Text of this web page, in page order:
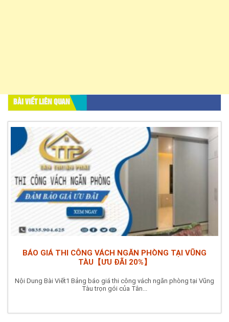
BÀI VIẾT LIÊN QUAN
BÁO GIÁ THI CÔNG VÁCH NGĂN PHÒNG TẠI VŨNG
TÀU【ƯU ĐÃI 20%】
Nội Dung Bài Viết1 Bảng báo giá thi công vách ngăn phòng tại Vũng
Tàu trọn gói của Tân...